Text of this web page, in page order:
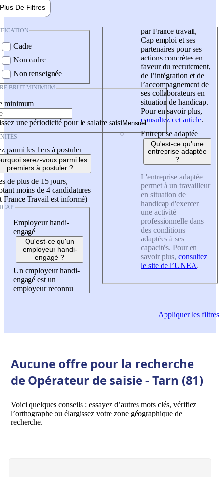
Plus De Filtres
Cadre
Non cadre
Non renseignée
BRUT MINIMUM
minimum
une périodicité pour le salaire saisi
parmi les 1ers à postuler
serez-vous parmi les
premiers à postuler ?
de plus de 15 jours,
moins de 4 candidatures
France Travail est informé)
Employeur handi-
engagé
Qu'est-ce qu'un
employeur handi-
engagé ?
Un employeur handi-
engagé est un
employeur reconnu
par France travail,
Cap emploi et ses
partenaires pour ses
actions concrètes en
faveur du recrutement,
de l’intégration et de
l’accompagnement de
ses collaborateurs en
situation de handicap.
Pour en savoir plus,
consultez cet article.
Entreprise adaptée
Qu'est-ce qu'une
entreprise adaptée
?
L'entreprise adaptée
permet à un travailleur
en situation de
handicap d'exercer
une activité
professionnelle dans
des conditions
adaptées à ses
capacités. Pour en
savoir plus, consultez
le site de l’UNEA.
Appliquerles filtres
Aucune offre pour la recherche
de Opérateur de saisie - Tarn (81)
Voici quelques conseils : essayez d’autres mots clés, vérifiez
l’orthographe ou élargissez votre zone géographique de
recherche.